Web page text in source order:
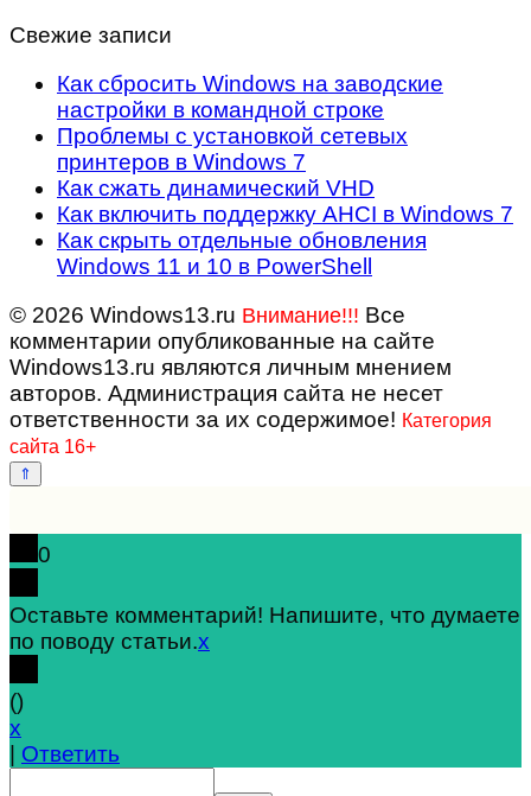
Свежие записи
Как сбросить Windows на заводские
настройки в командной строке
Проблемы с установкой сетевых
принтеров в Windows 7
Как сжать динамический VHD
Как включить поддержку AHCI в Windows 7
Как скрыть отдельные обновления
Windows 11 и 10 в PowerShell
© 2026 Windows13.ru Внимание!!! Все
комментарии опубликованные на сайте
Windows13.ru являются личным мнением
авторов. Администрация сайта не несет
ответственности за их содержимое! Категория
сайта 16+
0
Оставьте комментарий! Напишите, что думаете
по поводу статьи.x
()
x
| Ответить